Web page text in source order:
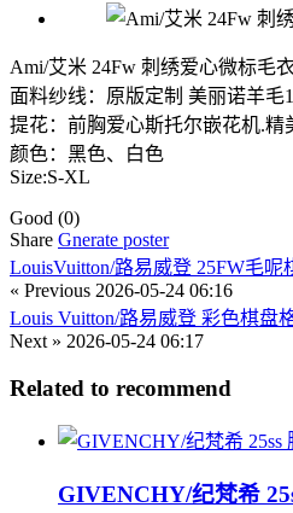
Ami/艾米 24Fw 刺绣爱心微标毛衣
面料纱线：原版定制 美丽诺羊
提花：前胸爱心斯托尔嵌花机.
颜色：黑色、白色
Size:S-XL
Good (0)
Share Gnerate poster
LouisVuitton/路易威登 25FW毛呢
« Previous 2026-05-24 06:16
Louis Vuitton/路易威登 彩色棋盘
Next » 2026-05-24 06:17
Related to recommend
GIVENCHY/纪梵希